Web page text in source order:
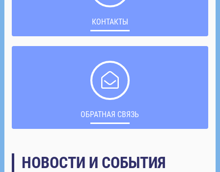
КОНТАКТЫ
ОБРАТНАЯ СВЯЗЬ
НОВОСТИ И СОБЫТИЯ